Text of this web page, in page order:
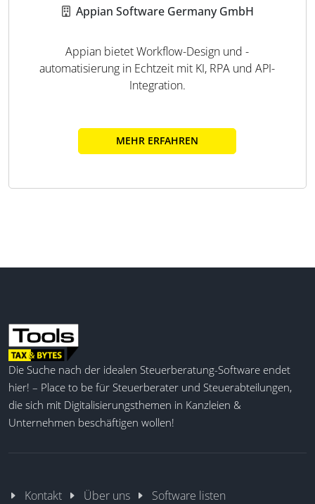
Appian Software Germany GmbH
Appian bietet Workflow-Design und -
automatisierung in Echtzeit mit KI, RPA und API-
Integration.
MEHR ERFAHREN
Die Suche nach der idealen Steuerberatung-Software endet
hier! – Place to be für Steuerberater und Steuerabteilungen,
die sich mit Digitalisierungsthemen in Kanzleien &
Unternehmen beschäftigen wollen!
Kontakt Über uns Software listen